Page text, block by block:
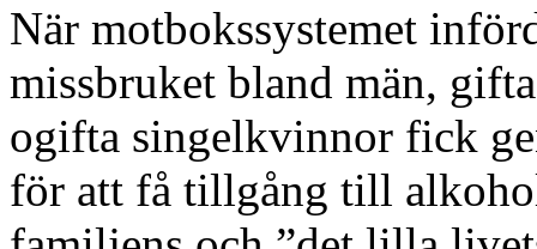
När motbokssystemet
missbruket bland män,
ogifta singelkvinnor fick
för att få tillgång till